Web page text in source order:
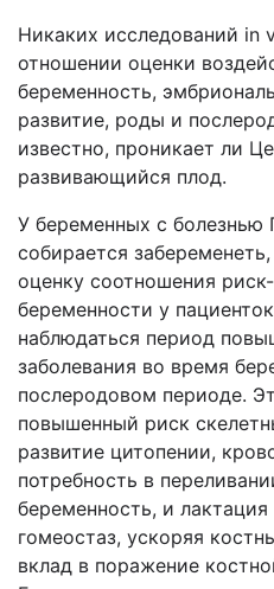
Никаких исследований in
отношении оценки
беременность,
развитие, роды и
известно, проникает ли
развивающийся плод.
У беременных с болезнью
собирается
оценку соотношения
беременности у
наблюдаться период
заболевания во время
послеродовом периоде.
повышенный риск
развитие цитопении,
потребность в
беременность, и
гомеостаз, ускоряя
вклад в поражение